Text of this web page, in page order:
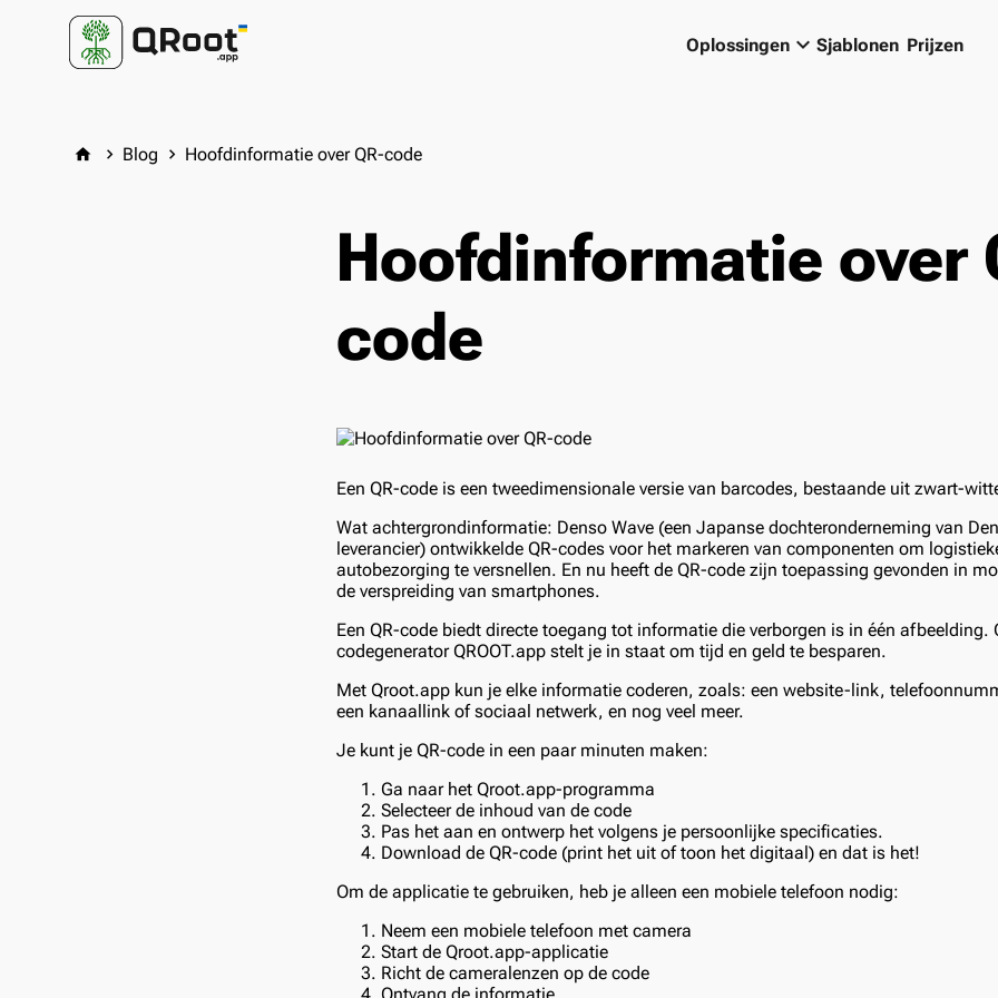
Oplossingenkeyboard_arrow_down Sjablonen Prijzen
home keyboard_arrow_right Blog keyboard_arrow_right Hoofdinformatie over QR-code
Hoofdinformatie over
code
Een QR-code is een tweedimensionale versie van barcodes, bestaande uit zwart-
Wat achtergrondinformatie: Denso Wave (een Japanse dochteronderneming van
leverancier) ontwikkelde QR-codes voor het markeren van componenten om
autobezorging te versnellen. En nu heeft de QR-code zijn toepassing gevonden in
de verspreiding van smartphones.
Een QR-code biedt directe toegang tot informatie die verborgen is in één afbeelding.
codegenerator QROOT.app stelt je in staat om tijd en geld te besparen.
Met Qroot.app kun je elke informatie coderen, zoals: een website-link,
een kanaallink of sociaal netwerk, en nog veel meer.
Je kunt je QR-code in een paar minuten maken:
Ga naar het Qroot.app-programma
Selecteer de inhoud van de code
Pas het aan en ontwerp het volgens je persoonlijke specificaties.
Download de QR-code (print het uit of toon het digitaal) en dat is het!
Om de applicatie te gebruiken, heb je alleen een mobiele telefoon nodig:
Neem een mobiele telefoon met camera
Start de Qroot.app-applicatie
Richt de cameralenzen op de code